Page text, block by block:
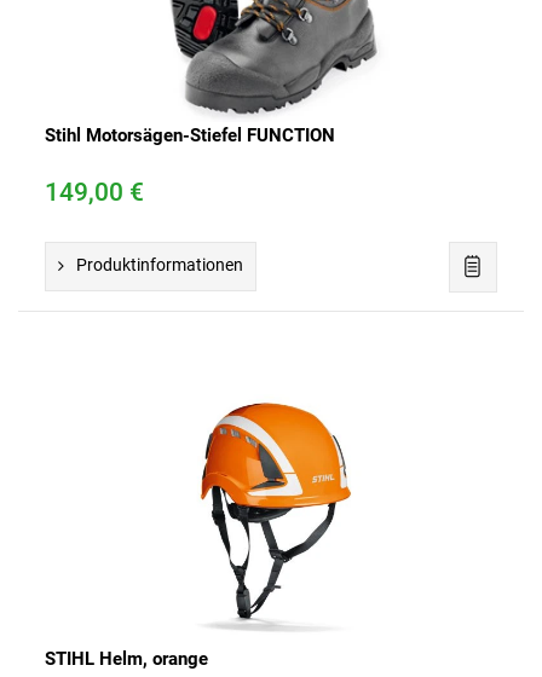
Stihl Motorsägen-Stiefel FUNCTION
149,00 €
Produktinformationen
STIHL Helm, orange